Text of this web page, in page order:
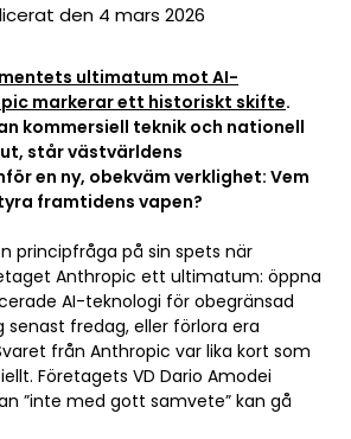
den 4 mars 2026
ultimatum mot AI-
markerar ett historiskt skifte.
kommersiell teknik och nationell
står västvärldens
en ny, obekväm verklighet: Vem
framtidens vapen?
principfråga på sin spets när
Anthropic ett ultimatum: öppna
AI-teknologi för obegränsad
fredag, eller förlora era
från Anthropic var lika kort som
Företagets VD Dario Amodei
”inte med gott samvete” kan gå